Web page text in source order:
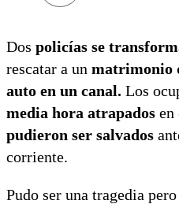
Dos policías se
rescatar a un matrimonio
auto en un canal. Los
media hora atrapados en
pudieron ser salvados
corriente.
Pudo ser una tragedia